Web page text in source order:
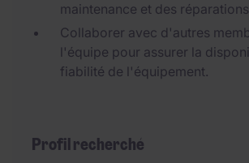
maintenance et des
Collaborer avec d'autres
l'équipe pour assurer la
fiabilité de l'équipement.
Profil recherché